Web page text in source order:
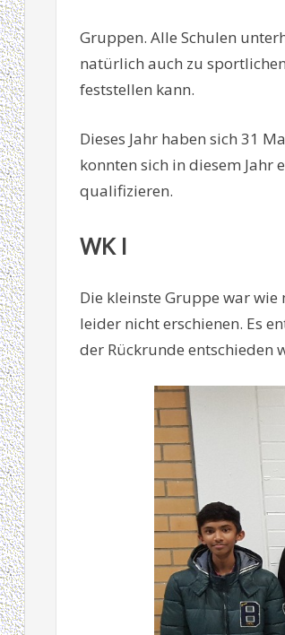
Gruppen. Alle Schulen
natürlich auch zu
feststellen kann.
Dieses Jahr haben sich 31
konnten sich in diesem Jahr
qualifizieren.
WK I
Die kleinste Gruppe war wie
leider nicht erschienen. Es
der Rückrunde entschieden